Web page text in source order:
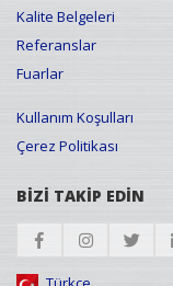
Kalite Belgeleri
Referanslar
Fuarlar
Kullanım Koşulları
Çerez Politikası
BİZİ TAKİP EDİN